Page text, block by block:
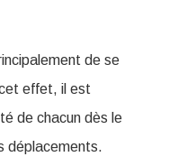
de se
effet, il est
de chacun dès le
déplacements.